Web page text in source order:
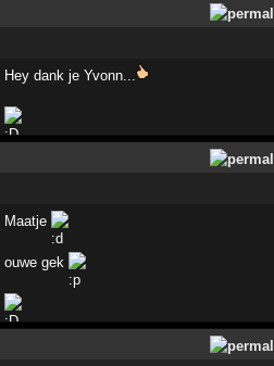
Hey dank je Yvonn...
Maatje
ouwe gek